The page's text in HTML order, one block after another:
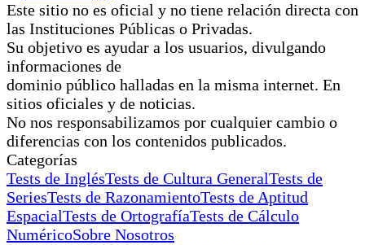
Este sitio no es oficial y no tiene relación directa con
las Instituciones Públicas o Privadas.
Su objetivo es ayudar a los usuarios, divulgando
informaciones de
dominio público halladas en la misma internet. En
sitios oficiales y de noticias.
No nos responsabilizamos por cualquier cambio o
diferencias con los contenidos publicados.
Categorías
Tests de InglésTests de Cultura GeneralTests de
SeriesTests de RazonamientoTests de Aptitud
EspacialTests de OrtografíaTests de Cálculo
NuméricoSobre Nosotros